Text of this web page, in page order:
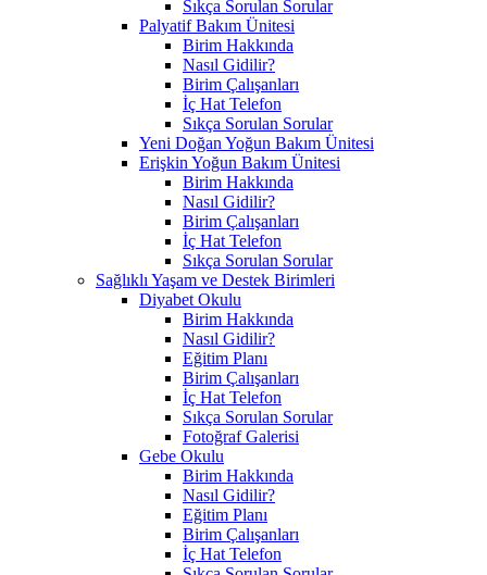
Sıkça Sorulan Sorular
Palyatif Bakım Ünitesi
Birim Hakkında
Nasıl Gidilir?
Birim Çalışanları
İç Hat Telefon
Sıkça Sorulan Sorular
Yeni Doğan Yoğun Bakım Ünitesi
Erişkin Yoğun Bakım Ünitesi
Birim Hakkında
Nasıl Gidilir?
Birim Çalışanları
İç Hat Telefon
Sıkça Sorulan Sorular
Sağlıklı Yaşam ve Destek Birimleri
Diyabet Okulu
Birim Hakkında
Nasıl Gidilir?
Eğitim Planı
Birim Çalışanları
İç Hat Telefon
Sıkça Sorulan Sorular
Fotoğraf Galerisi
Gebe Okulu
Birim Hakkında
Nasıl Gidilir?
Eğitim Planı
Birim Çalışanları
İç Hat Telefon